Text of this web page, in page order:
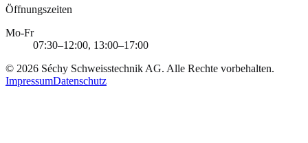
Öffnungszeiten
Mo-Fr
07:30–12:00, 13:00–17:00
© 2026 Séchy Schweisstechnik AG. Alle Rechte vorbehalten.
ImpressumDatenschutz